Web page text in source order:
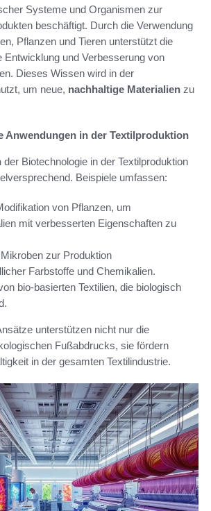
Systeme und Organismen zur
beschäftigt. Durch die Verwendung
Pflanzen und Tieren unterstützt die
Entwicklung und Verbesserung von
Dieses Wissen wird in der
um neue, nachhaltige Materialien zu
Anwendungen in der Textilproduktion
der Biotechnologie in der Textilproduktion
Beispiele umfassen:
von Pflanzen, um
mit verbesserten Eigenschaften zu
zur Produktion
Farbstoffe und Chemikalien.
bio-basierten Textilien, die biologisch
unterstützen nicht nur die
Fußabdrucks, sie fördern
in der gesamten Textilindustrie.